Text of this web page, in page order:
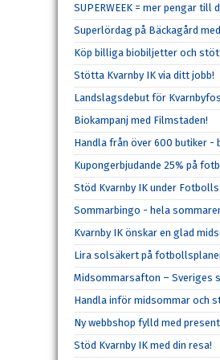
SUPERWEEK = mer pengar till
Superlördag på Bäckagård
Köp billiga biobiljetter och
Stötta Kvarnby IK via ditt jobb!
Landslagsdebut för
Biokampanj med Filmstaden!
Handla från över 600 butiker -
Kupongerbjudande 25% på
Stöd Kvarnby IK under
Sommarbingo - hela
Kvarnby IK önskar en glad
Lira solsäkert på
Midsommarsafton –
Handla inför midsommar och
Ny webbshop fylld med
Stöd Kvarnby IK med din resa!